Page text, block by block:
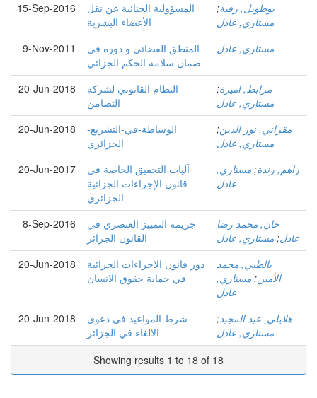
15-Sep-2016
المسؤولية الجنائية عن نقل
الأعضاء البشرية
بوطويل, رقية;
مستاري, عادل
9-Nov-2011
المنطق القضائي و دوره في
ضمان سلامة الحكم الجزائي
مستاري, عادل
20-Jun-2018
النظام القانوني لشركة
التضامن
مرابط, اميرة;
مستاري, عادل
20-Jun-2018
الوساطة-في-التشريع-
الجزائري
مقراني, نور الدين;
مستاري, عادل
20-Jun-2017
آليات التحقيق الخاصة في
قانون الإجراءات الجزائية
الجزائري
راهم, رندة; مستاري,
عادل
8-Sep-2016
جريمة التمييز العنصري في
القانون الجزائر
خان, محمد رضا
عادل; مستاري, عادل
20-Jun-2018
دور قانون الاجراءات الجزائية
في حماية حقوق الانسان
بالطبي, محمد
الأمين; مستاري,
عادل
20-Jun-2018
شرط المواعيد في دعوى
الالغاء في الجزائر
هلايلي, عبد المجيد;
مستاري, عادل
Showing results 1 to 18 of 18